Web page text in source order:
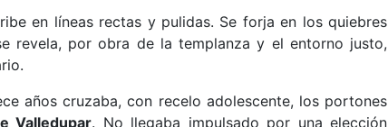
en líneas rectas y pulidas. Se forja en los quiebres
revela, por obra de la templanza y el entorno justo,
años cruzaba, con recelo adolescente, los portones
Valledupar. No llegaba impulsado por una elección